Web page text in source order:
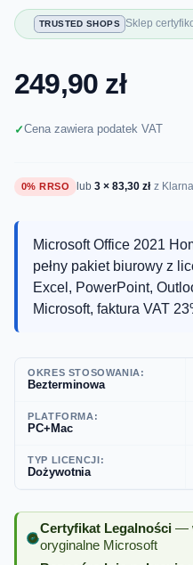
249,90 zł
Cena zawiera podatek VAT
0% RRSO lub3 × 83,30 zł z
TRUSTED SHOPS Sklep
Certyfikat Legalności —
oryginalne Microsoft
OKRES STOSOWANIA:
Bezterminowa
PLATFORMA:
PC+Mac
TYP LICENCJI:
Dożywotnia
Microsoft Office 2021
pełny pakiet biurowy z
Excel, PowerPoint,
Microsoft, faktura VAT